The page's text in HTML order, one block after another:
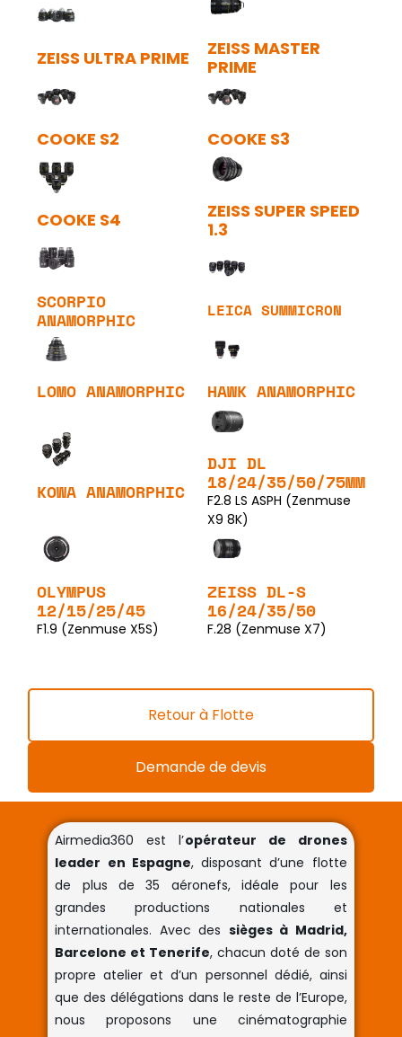
ZEISS ULTRA PRIME
ZEISS MASTER
PRIME
COOKE S2 COOKE S3
COOKE S4
ZEISS SUPER SPEED
1.3
SCORPIO
ANAMORPHIC
LEICA SUMMICRON
LOMO ANAMORPHIC HAWK ANAMORPHIC
KOWA ANAMORPHIC
DJI DL
18/24/35/50/75MM
F2.8 LS ASPH (Zenmuse
X9 8K)
OLYMPUS
12/15/25/45
F1.9 (Zenmuse X5S)
ZEISS DL-S
16/24/35/50
F.28 (Zenmuse X7)
Retour à Flotte
Demande de devis
Airmedia360 est l’opérateur de drones
leader en Espagne, disposant d’une flotte
de plus de 35 aéronefs, idéale pour les
grandes productions nationales et
internationales. Avec des sièges à Madrid,
Barcelone et Tenerife, chacun doté de son
propre atelier et d’un personnel dédié, ainsi
que des délégations dans le reste de l’Europe,
nous proposons une cinématographie